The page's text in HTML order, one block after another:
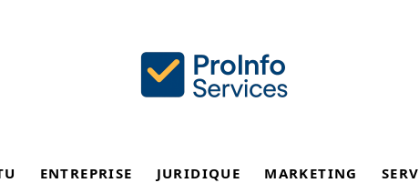
ENTREPRISE JURIDIQUE MARKETING